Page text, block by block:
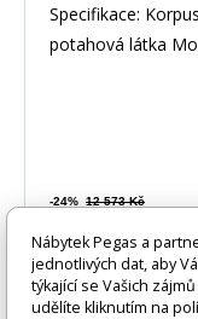
Specifikace:
potahová látka
-24% 12 573 Kč
Nábytek Pegas a
jednotlivých dat, aby
týkající se Vašich
udělíte kliknutím na